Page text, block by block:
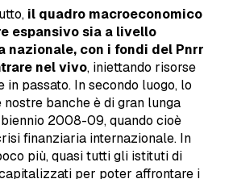
il quadro macroeconomico
espansivo sia a livello
nazionale, con i fondi del Pnrr
nel vivo, iniettando risorse
passato. In secondo luogo, lo
banche è di gran lunga
2008-09, quando cioè
finanziaria internazionale. In
più, quasi tutti gli istituti di
per poter affrontare i